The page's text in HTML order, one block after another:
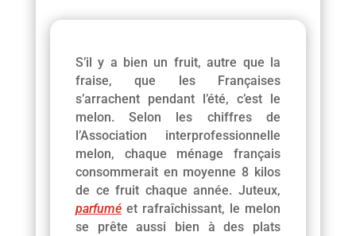
S’il y a bien un fruit, autre que la
fraise, que les Françaises
s’arrachent pendant l’été, c’est le
melon. Selon les chiffres de
l’Association interprofessionnelle
melon, chaque ménage français
consommerait en moyenne 8 kilos
de ce fruit chaque année. Juteux,
parfuméet rafraîchissant, le melon
se prête aussi bien à des plats